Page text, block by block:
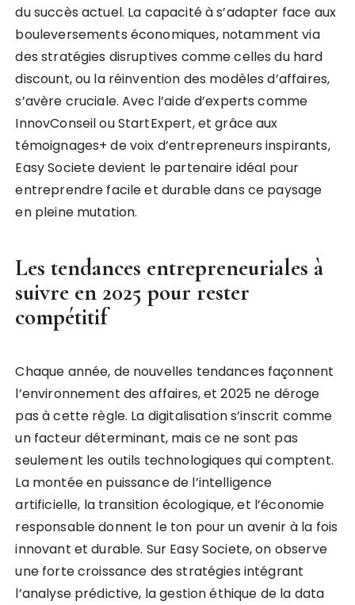
du succès actuel. La capacité à s’adapter face aux
bouleversements économiques, notamment via
des stratégies disruptives comme celles du hard
discount, ou la réinvention des modèles d’affaires,
s’avère cruciale. Avec l’aide d’experts comme
InnovConseil ou StartExpert, et grâce aux
témoignages+ de voix d’entrepreneurs inspirants,
Easy Societe devient le partenaire idéal pour
entreprendre facile et durable dans ce paysage
en pleine mutation.
Les tendances entrepreneuriales à
suivre en 2025 pour rester
compétitif
Chaque année, de nouvelles tendances façonnent
l’environnement des affaires, et 2025 ne déroge
pas à cette règle. La digitalisation s’inscrit comme
un facteur déterminant, mais ce ne sont pas
seulement les outils technologiques qui comptent.
La montée en puissance de l’intelligence
artificielle, la transition écologique, et l’économie
responsable donnent le ton pour un avenir à la fois
innovant et durable. Sur Easy Societe, on observe
une forte croissance des stratégies intégrant
l’analyse prédictive, la gestion éthique de la data